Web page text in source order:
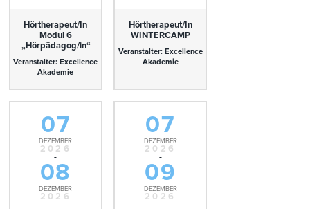
Hörtherapeut/In
Modul 6
„Hörpädagog/in“
Veranstalter: Excellence
Akademie
Hörtherapeut/In
WINTERCAMP
Veranstalter: Excellence
Akademie
07
DEZEMBER
2026
-
08
DEZEMBER
2026
07
DEZEMBER
2026
-
09
DEZEMBER
2026